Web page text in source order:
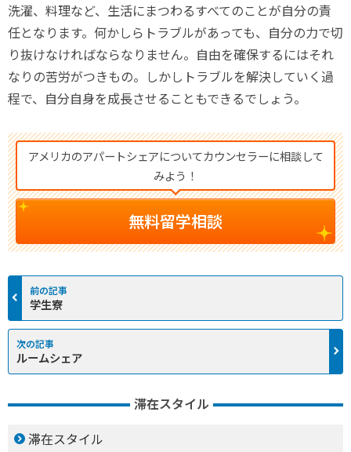
洗濯、料理など、生活にまつわるすべてのことが自分の責
任となります。何かしらトラブルがあっても、自分の力で切
り抜けなければならなりません。自由を確保するにはそれ
なりの苦労がつきもの。しかしトラブルを解決していく過
程で、自分自身を成長させることもできるでしょう。
アメリカのアパートシェアについてカウンセラーに相談して
みよう！
無料留学相談
学生寮
ルームシェア
滞在スタイル
滞在スタイル